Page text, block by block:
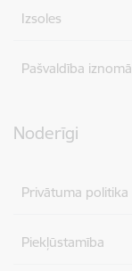
Izsoles
Pašvaldība iznomā
Noderīgi
Privātuma politika
Piekļūstamība